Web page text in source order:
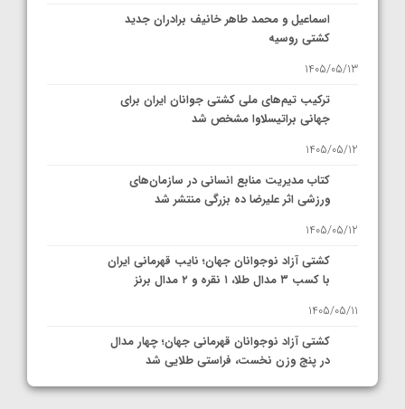
اسماعیل و محمد طاهر خانیف برادران جدید
کشتی روسیه
1405/05/13
ترکیب تیم‌های ملی کشتی جوانان ایران برای
جهانی براتیسلاوا مشخص شد
1405/05/12
کتاب مدیریت منابع انسانی در سازمان‌های
ورزشی اثر علیرضا ده بزرگی منتشر شد
1405/05/12
کشتی آزاد نوجوانان جهان؛ نایب قهرمانی ایران
با کسب ۳ مدال طلا، ۱ نقره و ۲ مدال برنز
1405/05/11
کشتی آزاد نوجوانان قهرمانی جهان؛ چهار مدال
در پنج وزن نخست، فراستی طلایی شد
1405/05/11